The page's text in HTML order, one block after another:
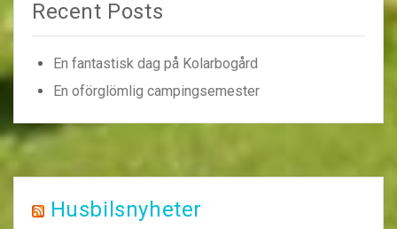
Recent Posts
En fantastisk dag på Kolarbogård
En oförglömlig campingsemester
Husbilsnyheter